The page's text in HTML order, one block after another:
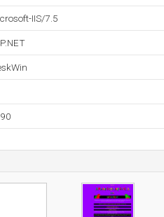
IIS/7.5